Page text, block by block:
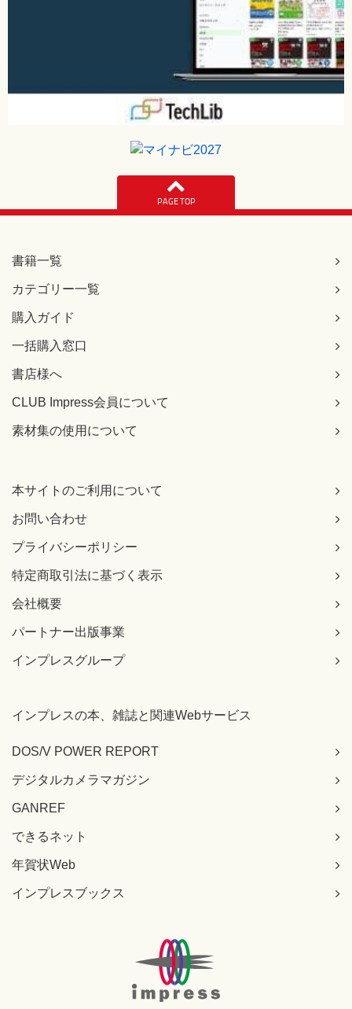
PAGE TOP
書籍一覧
カテゴリー一覧
購入ガイド
一括購入窓口
書店様へ
CLUB Impress会員について
素材集の使用について
本サイトのご利用について
お問い合わせ
プライバシーポリシー
特定商取引法に基づく表示
会社概要
パートナー出版事業
インプレスグループ
インプレスの本、雑誌と関連Webサービス
DOS/V POWER REPORT
デジタルカメラマガジン
GANREF
できるネット
年賀状Web
インプレスブックス